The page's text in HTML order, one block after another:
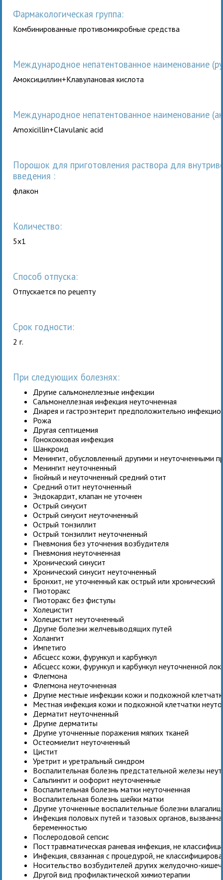
Фармакологическая группа:
Комбинированные противомикробные средства
Международное непатентованное наименование
Амоксициллин+Клавулановая кислота
Международное непатентованное наименование
Amoxicillin+Clavulanic acid
порошок для приготовления раствора для внутривенного
введения :
флакон
Количество:
5x1
Способ отпуска:
Отпускается по рецепту
Срок годности:
2 г.
При следующих болезнях:
Другие сальмонеллезные инфекции
Сальмонеллезная инфекция неуточненная
Диарея и гастроэнтерит предположительно
Рожа
Другая септицемия
Гонококковая инфекция
Шанкроид
Менингит, обусловленный другими и неуточненными
Менингит неуточненный
Гнойный и неуточненный средний отит
Средний отит неуточненный
Эндокардит, клапан не уточнен
Острый синусит
Острый синусит неуточненный
Острый тонзиллит
Острый тонзиллит неуточненный
Пневмония без уточнения возбудителя
Пневмония неуточненная
Хронический синусит
Хронический синусит неуточненный
Бронхит, не уточненный как острый или хронический
Пиоторакс
Пиоторакс без фистулы
Холецистит
Холецистит неуточненный
Другие болезни желчевыводящих путей
Холангит
Импетиго
Абсцесс кожи, фурункул и карбункул
Абсцесс кожи, фурункул и карбункул неуточненной
Флегмона
Флегмона неуточненная
Другие местные инфекции кожи и подкожной
Местная инфекция кожи и подкожной клетчатки
Дерматит неуточненный
Другие дерматиты
Другие уточненные поражения мягких тканей
Остеомиелит неуточненный
Цистит
Уретрит и уретральный синдром
Воспалительная болезнь предстательной железы
Сальпингит и оофорит неуточненные
Воспалительная болезнь матки неуточненная
Воспалительная болезнь шейки матки
Другие уточненные воспалительные болезни
Инфекция половых путей и тазовых органов,
беременностью
Послеродовой сепсис
Посттравматическая раневая инфекция, не
Инфекция, связанная с процедурой, не
Носительство возбудителей других желудочно-
Другой вид профилактической химиотерапии